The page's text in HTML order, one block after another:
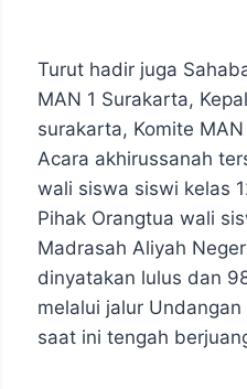
Turut hadir juga
MAN 1 Surakarta,
surakarta, Komite
Acara akhirussanah
wali siswa siswi kelas
Pihak Orangtua wali
Madrasah Aliyah
dinyatakan lulus dan
melalui jalur Undangan
saat ini tengah